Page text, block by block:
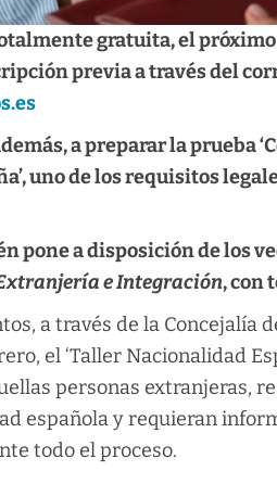
gratuita, el
previa a través del
a preparar la prueba
uno de los requisitos
pone a disposición de los
e Integración, con
a través de la Concejalía
el ‘Taller Nacionalidad
personas extranjeras,
española y requieran
todo el proceso.